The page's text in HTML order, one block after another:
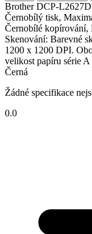
Brother DCP-
Černobílý tisk,
Černobílé kopírování,
Skenování: Barevné
1200 x 1200 DPI.
velikost papíru série
Černá
Žádné specifikace
0.0